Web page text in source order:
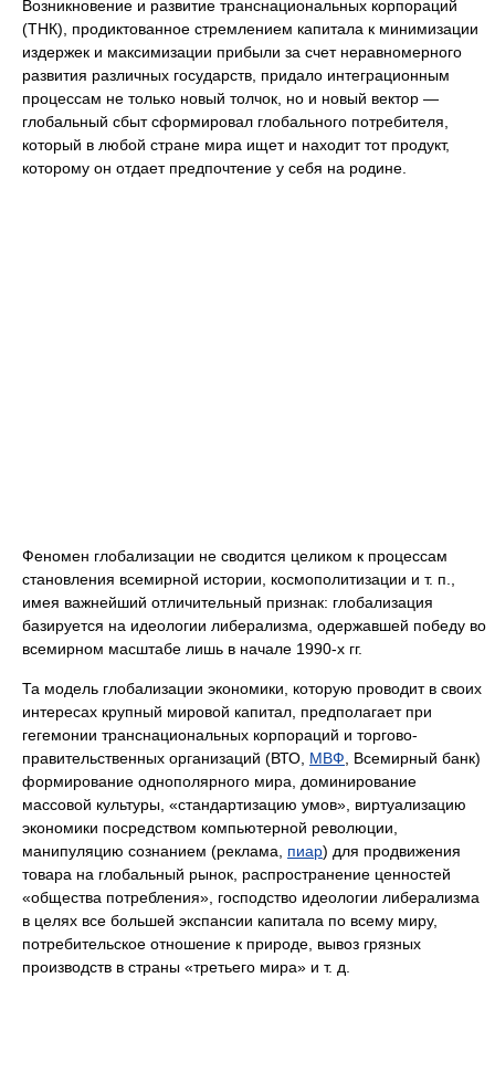
Возникновение и развитие транснациональных корпораций
(ТНК), продиктованное стремлением капитала к минимизации
издержек и максимизации прибыли за счет неравномерного
развития различных государств, придало интеграционным
процессам не только новый толчок, но и новый вектор —
глобальный сбыт сформировал глобального потребителя,
который в любой стране мира ищет и находит тот продукт,
которому он отдает предпочтение у себя на родине.
Феномен глобализации не сводится целиком к процессам
становления всемирной истории, космополитизации и т. п.,
имея важнейший отличительный признак: глобализация
базируется на идеологии либерализма, одержавшей победу во
всемирном масштабе лишь в начале 1990-х гг.
Та модель глобализации экономики, которую проводит в своих
интересах крупный мировой капитал, предполагает при
гегемонии транснациональных корпораций и торгово-
правительственных организаций (ВТО, МВФ , Всемирный банк)
формирование однополярного мира, доминирование
массовой культуры, «стандартизацию умов», виртуализацию
экономики посредством компьютерной революции,
манипуляцию сознанием (реклама, пиар) для продвижения
товара на глобальный рынок, распространение ценностей
«общества потребления», господство идеологии либерализма
в целях все большей экспансии капитала по всему миру,
потребительское отношение к природе, вывоз грязных
производств в страны «третьего мира» и т. д.